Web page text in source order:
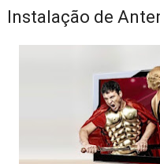
Instalação de